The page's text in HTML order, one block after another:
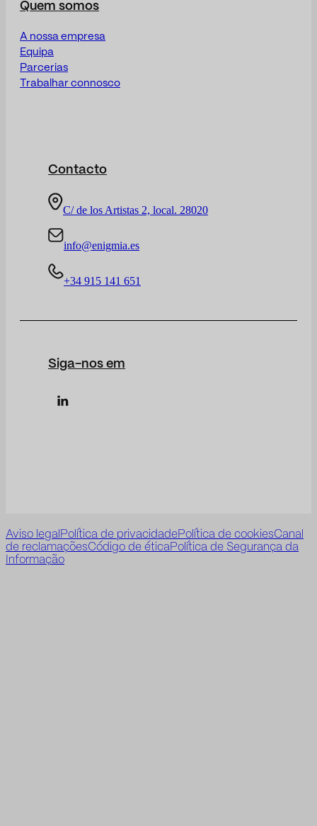
Quem somos
A nossa empresa
Equipa
Parcerias
Trabalhar connosco
Contacto
C/ de los Artistas 2, local. 28020
info@enigmia.es
+34 915 141 651
Siga-nos em
Aviso legal Política de privacidadePolítica de cookiesCanal
de reclamaçõesCódigo de ética Política de Segurança da
Informação